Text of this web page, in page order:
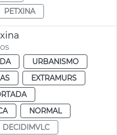
PETXINA
URBANISMO
EXTRAMURS
NORMAL
DECIDIMVLC